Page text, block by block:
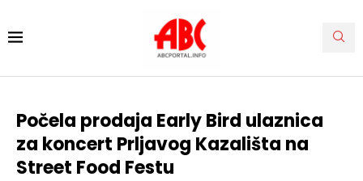
Počela prodaja Early Bird ulaznica
za koncert Prljavog Kazališta na
Street Food Festu